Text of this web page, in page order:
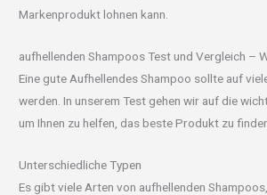
Markenprodukt lohnen kann.
aufhellenden Shampoos Test und Vergleich –
Eine gute Aufhellendes Shampoo sollte auf
werden. In unserem Test gehen wir auf die
um Ihnen zu helfen, das beste Produkt zu
Unterschiedliche Typen
Es gibt viele Arten von aufhellenden